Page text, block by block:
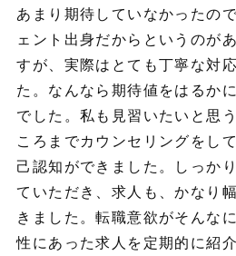
あまり期待していなかったの
ェント出身だからというのが
すが、実際はとても丁寧な対
た。なんなら期待値をはるか
でした。私も見習いたいと思
ころまでカウンセリングをし
己認知ができました。しっか
ていただき、求人も、かなり
きました。転職意欲がそんな
性にあった求人を定期的に紹